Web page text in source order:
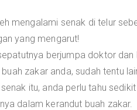
mengalami senak di telur
yang mengarut!
berjumpa doktor
zakar anda, sudah tentu
itu, anda perlu tahu
dalam kerandut buah zakar.